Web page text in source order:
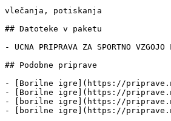
vlečanja, potiskanja
## Datoteke v paketu
- UCNA PRIPRAVA ZA SPORTNO
## Podobne priprave
- [Borilne igre](https://
- [Borilne igre](https://
- [borilne igre](https://
- [borilne igre](https://